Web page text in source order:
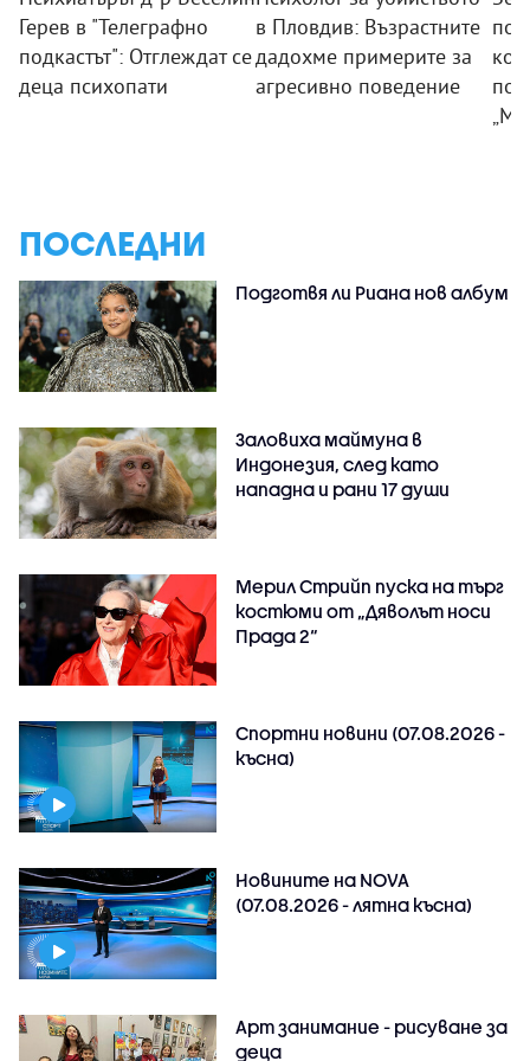
Герев в "Телеграфно
подкастът": Отглеждат се
деца психопати
в Пловдив: Възрастните
дадохме примерите за
агресивно поведение
ПОСЛЕДНИ
Подготвя ли Риана нов албум
Заловиха маймуна в
Индонезия, след като
нападна и рани 17 души
Мерил Стрийп пуска на търг
костюми от „Дяволът носи
Прада 2“
Спортни новини (07.08.2026 -
късна)
Новините на NOVA
(07.08.2026 - лятна късна)
Арт занимание - рисуване за
деца